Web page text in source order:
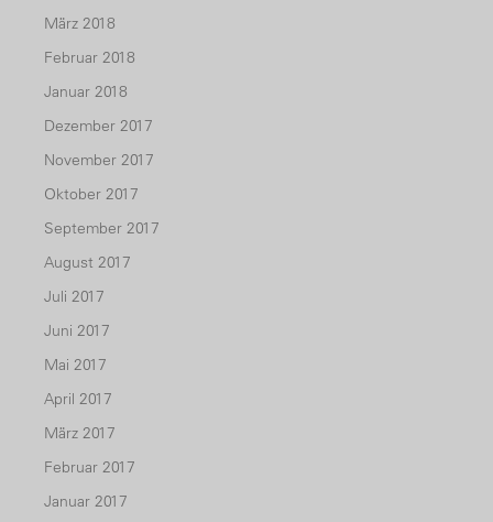
März 2018
Februar 2018
Januar 2018
Dezember 2017
November 2017
Oktober 2017
September 2017
August 2017
Juli 2017
Juni 2017
Mai 2017
April 2017
März 2017
Februar 2017
Januar 2017